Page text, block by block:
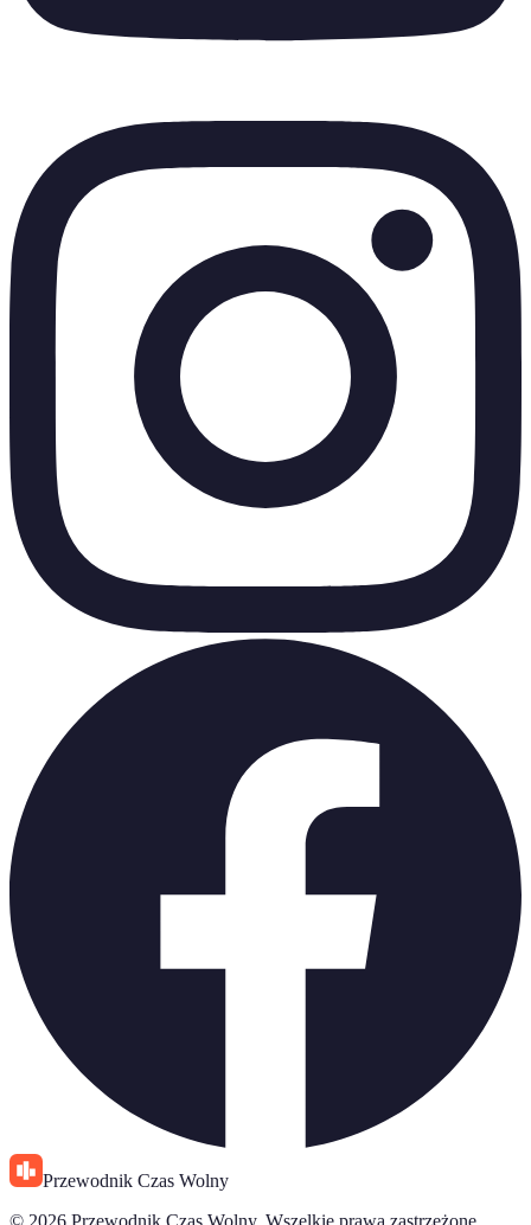
Przewodnik Czas Wolny
© 2026 Przewodnik Czas Wolny. Wszelkie prawa zastrzeżone.